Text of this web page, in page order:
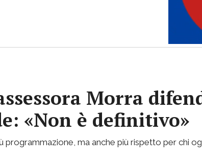
Morra
«Non è definitivo»
programmazione, ma anche più rispetto per chi